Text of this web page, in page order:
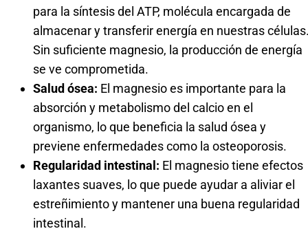
para la síntesis del ATP, molécula encargada de
almacenar y transferir energía en nuestras
Sin suficiente magnesio, la producción de energía
se ve comprometida.
Salud ósea: El magnesio es importante para la
absorción y metabolismo del calcio en el
organismo, lo que beneficia la salud ósea y
previene enfermedades como la osteoporosis.
Regularidad intestinal: El magnesio tiene efectos
laxantes suaves, lo que puede ayudar a aliviar el
estreñimiento y mantener una buena regularidad
intestinal.